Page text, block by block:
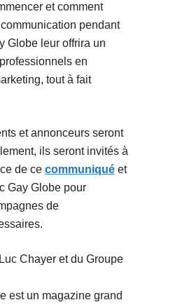
et comment
pendant
Globe leur offrira un
en
tout à fait
et annonceurs seront
ils seront invités à
de ce communiquéet
Gay Globe pour
de
Chayer et du Groupe
est un magazine grand